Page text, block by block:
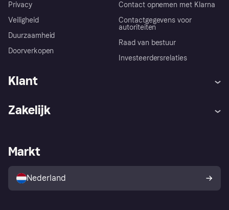
Privacy
Veiligheid
Duurzaamheid
Doorverkopen
Contact opnemen met Klarna
Contactgegevens voor
autoriteiten
Raad van bestuur
Investeerdersrelaties
Klant
Winkeloverzicht
Kopersbescherming voor
consumenten
Zakelijk
Zakelijke login
Markt
Nederland